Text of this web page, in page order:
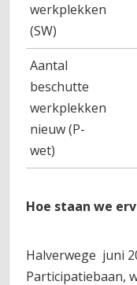
werkplekken
(SW)
Aantal
beschutte
werkplekken
nieuw (P-
wet)
Hoe staan we
Halverwege juni
Participatiebaan,